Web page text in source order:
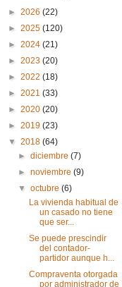
► 2026 (22)
► 2025 (120)
► 2024 (21)
► 2023 (20)
► 2022 (18)
► 2021 (33)
► 2020 (20)
► 2019 (23)
▼ 2018 (64)
►diciembre(7)
►noviembre(9)
▼octubre(6)
La vivienda habitual de
un casado no tiene
que ser...
Se puede prescindir
del contador-
partidor aunque h...
Compraventa otorgada
por administrador de